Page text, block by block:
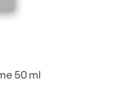
50 ml